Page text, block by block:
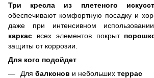
Три кресла из плетеного
обеспечивают комфортную посадку и
даже при интенсивном
каркас всех элементов покрыт
защиты от коррозии.
Для кого подойдет
Для балконов и небольших террас